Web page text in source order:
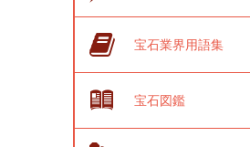
宝石業界用語集
宝石図鑑